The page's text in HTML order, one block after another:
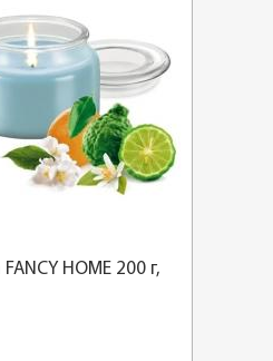
HOME 200 г,